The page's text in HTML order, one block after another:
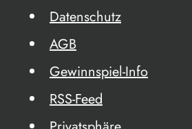
Datenschutz
AGB
Gewinnspiel-Info
RSS-Feed